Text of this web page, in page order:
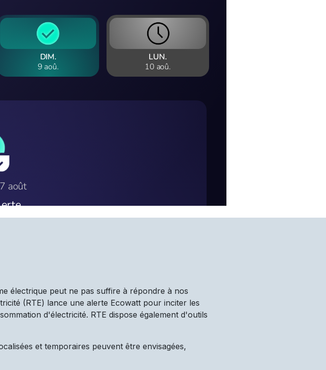
électrique peut ne pas suffire à répondre à nos
(RTE) lance une alerte Ecowatt pour inciter les
d'électricité. RTE dispose également d'outils
et temporaires peuvent être envisagées,